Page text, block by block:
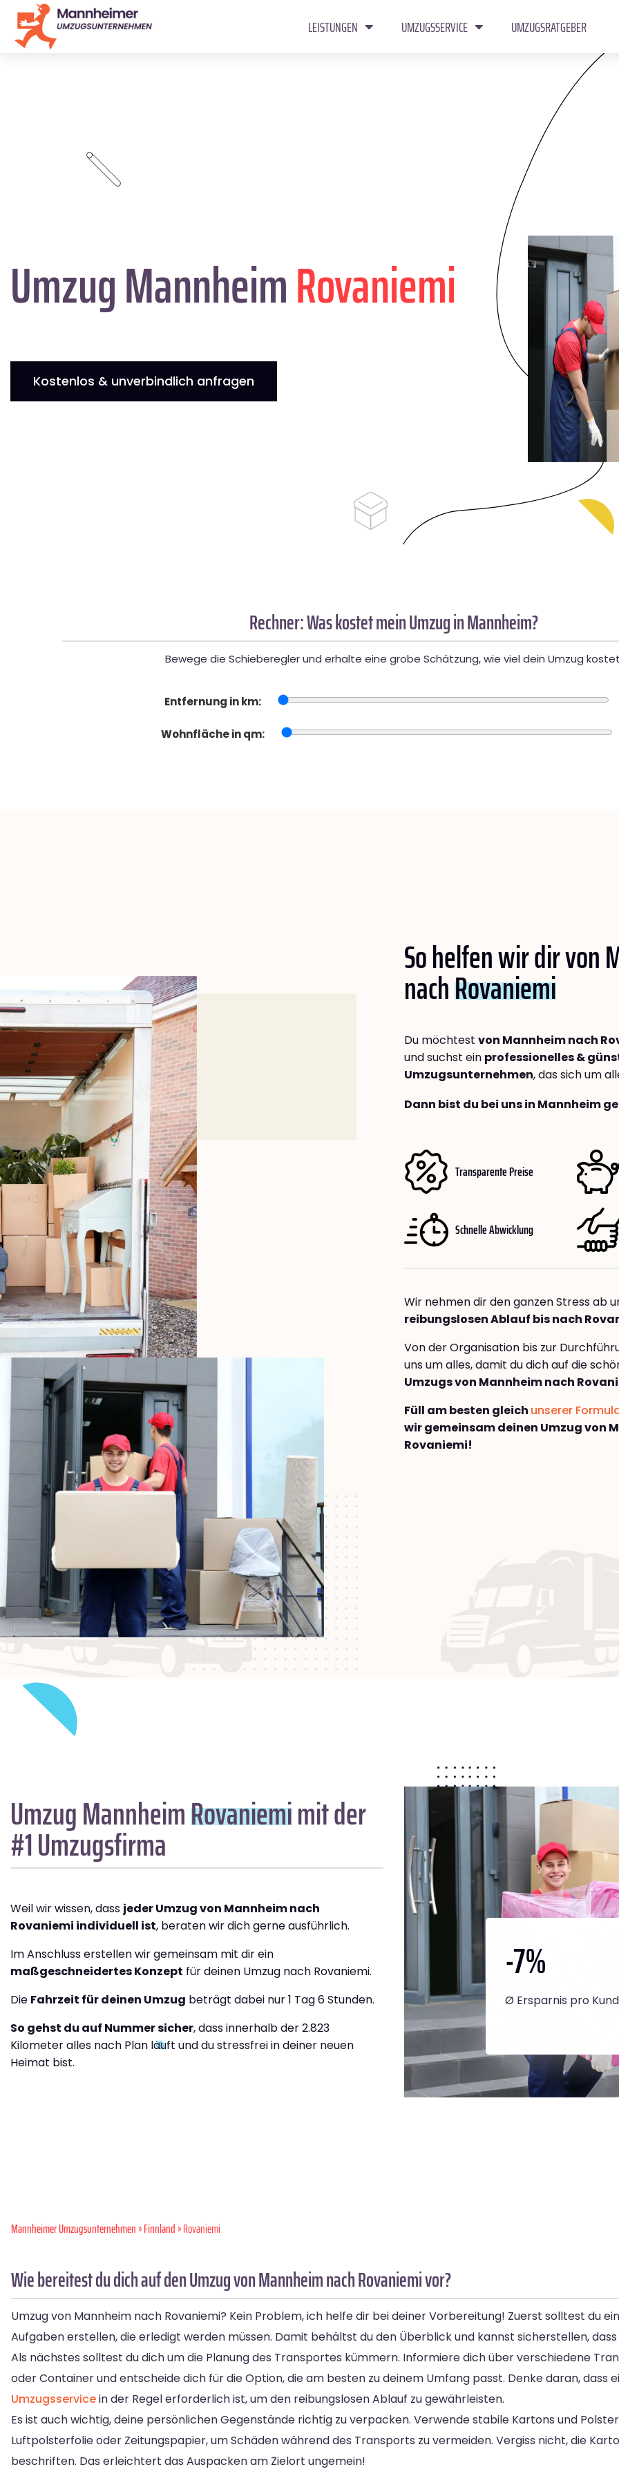
LEISTUNGEN UMZUGSSERVICE UMZUGSRATGEBER
Umzug MannheimRovaniemi
Kostenlos & unverbindlich anfragen
Rechner: Was kostet mein Umzug in Mannheim?
Bewege die Schieberegler und erhalte eine grobe Schätzung, wie viel dein Umzug
Entfernung in km:
Wohnfläche in qm:
So helfen wir dir von
nachRovaniemi
Du möchtest von Mannheim nach
und suchst ein professionelles &
Umzugsunternehmen, das sich um
Dann bist du bei uns in Mannheim
Transparente Preise
Schnelle Abwicklung
Wir nehmen dir den ganzen Stress ab
reibungslosen Ablauf bis nach
Von der Organisation bis zur
uns um alles, damit du dich auf die
Umzugs von Mannheim nach
Füll am besten gleich unserer
wir gemeinsam deinen Umzug von
Rovaniemi!
Umzug MannheimRovaniemimit der
#1 Umzugsfirma
Weil wir wissen, dass jeder Umzug von Mannheim nach
Rovaniemi individuell ist, beraten wir dich gerne ausführlich.
Im Anschluss erstellen wir gemeinsam mit dir ein
maßgeschneidertes Konzept für deinen Umzug nach Rovaniemi.
Die Fahrzeit für deinen Umzug beträgt dabei nur 1 Tag 6 Stunden.
So gehst du auf Nummer sicher, dass innerhalb der 2.823
Kilometer alles nach Plan läuft und du stressfrei in deiner neuen
Heimat bist.
-7%
Ø Ersparnis pro
Mannheimer Umzugsunternehmen»Finnland» Rovaniemi
Wie bereitest du dich auf den Umzug von Mannheim nach Rovaniemi vor?
Umzug von Mannheim nach Rovaniemi? Kein Problem, ich helfe dir bei deiner Vorbereitung! Zuerst solltest du
Aufgaben erstellen, die erledigt werden müssen. Damit behältst du den Überblick und kannst sicherstellen,
Als nächstes solltest du dich um die Planung des Transportes kümmern. Informiere dich über verschiedene
oder Container und entscheide dich für die Option, die am besten zu deinem Umfang passt. Denke daran, dass
Umzugsservicein der Regel erforderlich ist, um den reibungslosen Ablauf zu gewährleisten.
Es ist auch wichtig, deine persönlichen Gegenstände richtig zu verpacken. Verwende stabile Kartons und
Luftpolsterfolie oder Zeitungspapier, um Schäden während des Transports zu vermeiden. Vergiss nicht, die
beschriften. Das erleichtert das Auspacken am Zielort ungemein!